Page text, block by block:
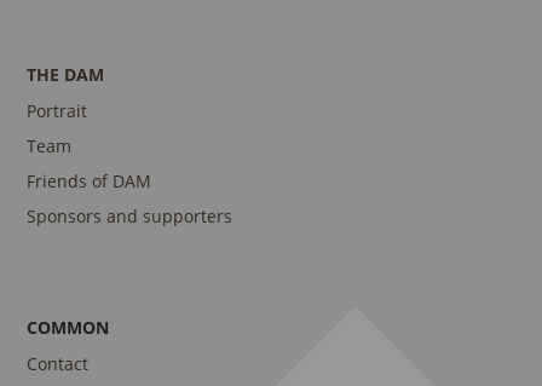
THE DAM
Portrait
Team
Friends of DAM
Sponsors and supporters
COMMON
Contact